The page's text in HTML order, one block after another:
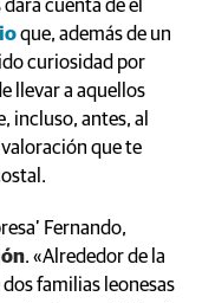
cuenta de él
que, además de un
curiosidad por
llevar a aquellos
incluso, antes, al
valoración que te
Fernando,
. «Alrededor de la
familias leonesas